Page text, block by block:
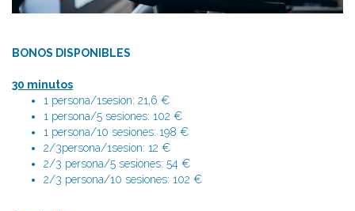
BONOS DISPONIBLES
30 minutos
1 persona/1sesion: 21,6 €
1 persona/5 sesiones: 102 €
1 persona/10 sesiones: 198 €
2/3persona/1sesion: 12 €
2/3 persona/5 sesiones: 54 €
2/3 persona/10 sesiones: 102 €